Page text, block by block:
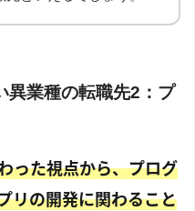
異業種の転職先2：プ
った視点から、プログ
リの開発に関わること